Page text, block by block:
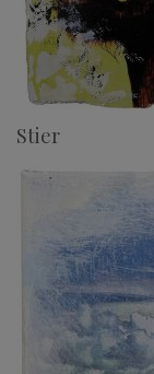
Stier